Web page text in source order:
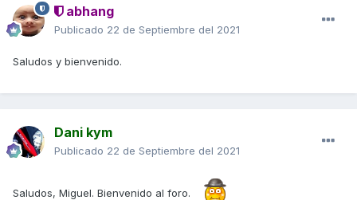
abhang
Publicado 22 de Septiembre del 2021
Saludos y bienvenido.
Dani kym
Publicado 22 de Septiembre del 2021
Saludos, Miguel. Bienvenido al foro.